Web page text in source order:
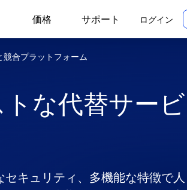
価格 サポート ログイン
競合プラットフォーム
トな代替サー
キュリティ、多機能な特徴で人